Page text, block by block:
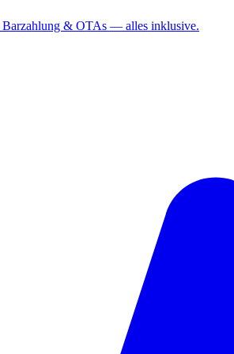
Barzahlung & OTAs — alles inklusive.